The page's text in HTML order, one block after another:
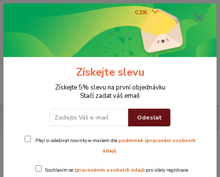
CZK
0 Kč
Osušky
Získejte slevu
Získejte 5% slevu na první objednávku
Stačí zadat váš email
Odeslat
Přeji si odebírat novinky e-mailem dlepodmínek zpracování osobních
údajů.
Souhlasím se zpracováním osobních údajů pro účely registrace.